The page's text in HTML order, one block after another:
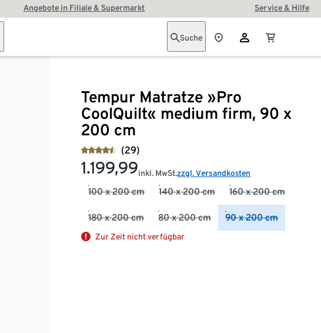
Angebote in Filiale & Supermarkt Service & Hilfe
Suche
Tempur Matratze »Pro
CoolQuilt« medium firm, 90 x
200 cm
(29)
1.199,99inkl. MwSt.zzgl. Versandkosten
100 x 200 cm 140 x 200 cm 160 x 200 cm
180 x 200 cm 80 x 200 cm 90 x 200 cm
Zur Zeit nicht verfügbar